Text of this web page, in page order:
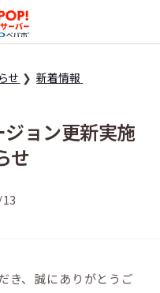
ロリポップ！レンタル
せ 新着情報
ョン更新実施
せ
き、誠にありがとうご